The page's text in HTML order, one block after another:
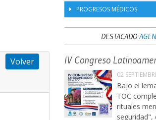
Volver
PROGRESOS MÉDICOS
DESTACADO
IV Congreso
02
Bajo el
TOC
rituales
seguridad",